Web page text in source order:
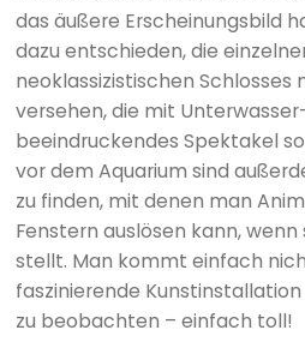
das äußere Erscheinungsbild
dazu entschieden, die
neoklassizistischen Schlosses
versehen, die mit
beeindruckendes Spektakel
vor dem Aquarium sind
zu finden, mit denen man
Fenstern auslösen kann,
stellt. Man kommt einfach
faszinierende
zu beobachten – einfach toll!